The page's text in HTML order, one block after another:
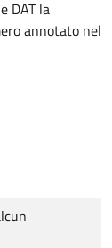
DAT la
annotato nel